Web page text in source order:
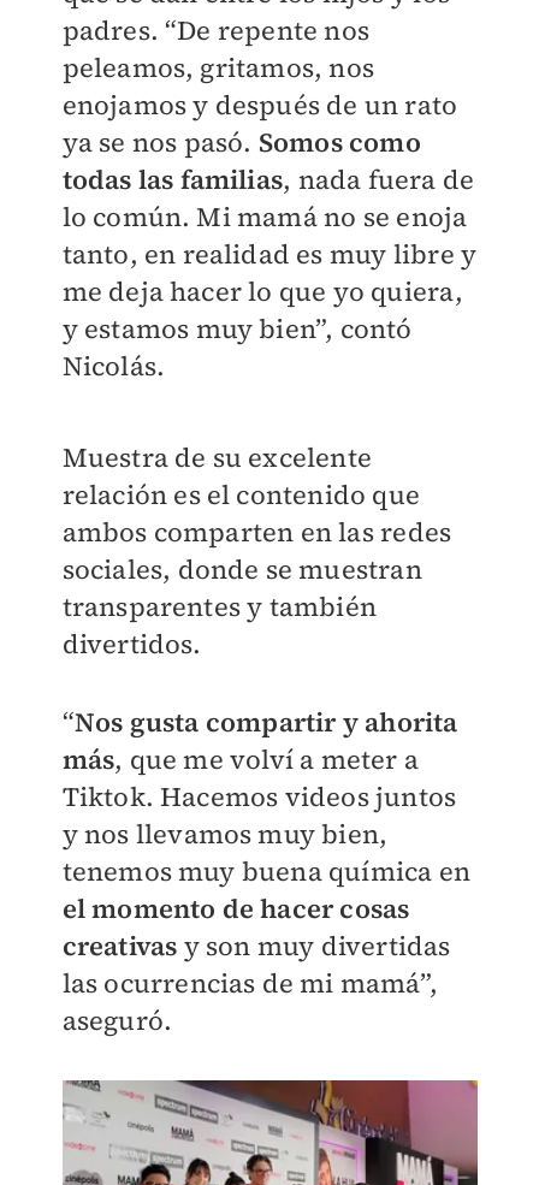
padres. “De repente nos
peleamos, gritamos, nos
enojamos y después de un rato
ya se nos pasó. Somos como
todas las familias, nada fuera de
lo común. Mi mamá no se enoja
tanto, en realidad es muy libre y
me deja hacer lo que yo quiera,
y estamos muy bien”, contó
Nicolás.
Muestra de su excelente
relación es el contenido que
ambos comparten en las redes
sociales, donde se muestran
transparentes y también
divertidos.
“Nos gusta compartir y ahorita
más, que me volví a meter a
Tiktok. Hacemos videos juntos
y nos llevamos muy bien,
tenemos muy buena química en
el momento de hacer cosas
creativas y son muy divertidas
las ocurrencias de mi mamá”,
aseguró.